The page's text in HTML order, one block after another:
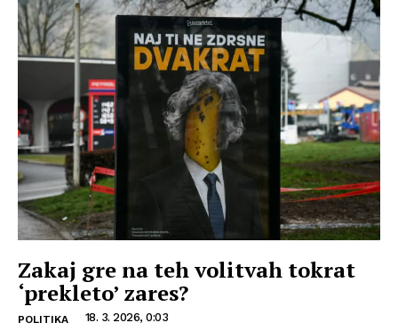
Zakaj gre na teh volitvah tokrat
‘prekleto’ zares?
POLITIKA 18. 3. 2026, 0:03